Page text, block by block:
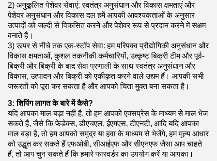
2) अनुकूलित पेशेवर सेवाएं: स्वतंत्र अनुसंधान और विकास क्षमताएं और
पेशेवर अनुसंधान और विकास दल हमें आपकी आवश्यकताओं के अनुसार
उत्पादों को जल्दी से विकसित करने और पेशेवर रूप से प्रदान करने में सक्षम
बनाते हैं।
3) ऊपर से नीचे तक एक-स्टॉप सेवा: हम परिपक्व प्रौद्योगिकी अनुसंधान और
विकास क्षमताओं, कुशल तकनीकी कर्मचारियों, उत्कृष्ट बिक्री टीम और पूर्व-
बिक्री और बिक्री के बाद सेवा प्रणाली के साथ स्वतंत्र अनुसंधान और
विकास, उत्पादन और बिक्री को एकीकृत करने वाले उद्यम हैं। आपकी सभी
जरूरतों को पूरा कर सकता है और आपको चिंता मुक्त बना सकता है।
3: शिपिंग लागत के बारे में कैसे?
यदि आपका माल बड़ा नहीं है, तो हम आपको एक्सप्रेस के माध्यम से माल भेज
सकते हैं, जैसे कि फेडेक्स, डीएचएल, ईएमएस, टीएनटी, आदि यदि आपका
माल बड़ा है, तो हम आपको समुद्र या हवा के माध्यम से भेजेंगे, हम मूल्य आधार
को उद्धृत कर सकते हैं एफओबी, सीआईएफ और सीएनएफ जैसा आप चाहते
हैं, तो आप चुन सकते हैं कि हमारे फारवर्डर का उपयोग करें या आपका।